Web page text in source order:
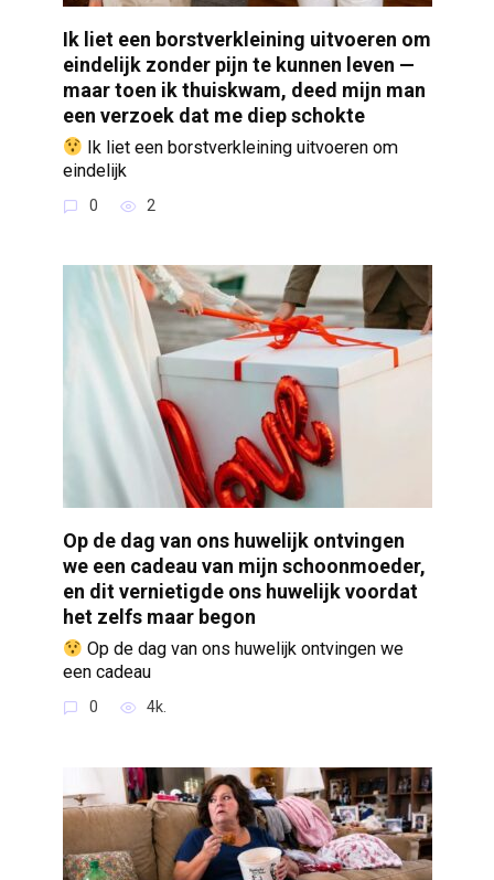
Ik liet een borstverkleining uitvoeren om
eindelijk zonder pijn te kunnen leven —
maar toen ik thuiskwam, deed mijn man
een verzoek dat me diep schokte
Ik liet een borstverkleining uitvoeren om
eindelijk
0 2
Op de dag van ons huwelijk ontvingen
we een cadeau van mijn schoonmoeder,
en dit vernietigde ons huwelijk voordat
het zelfs maar begon
Op de dag van ons huwelijk ontvingen we
een cadeau
0 4k.